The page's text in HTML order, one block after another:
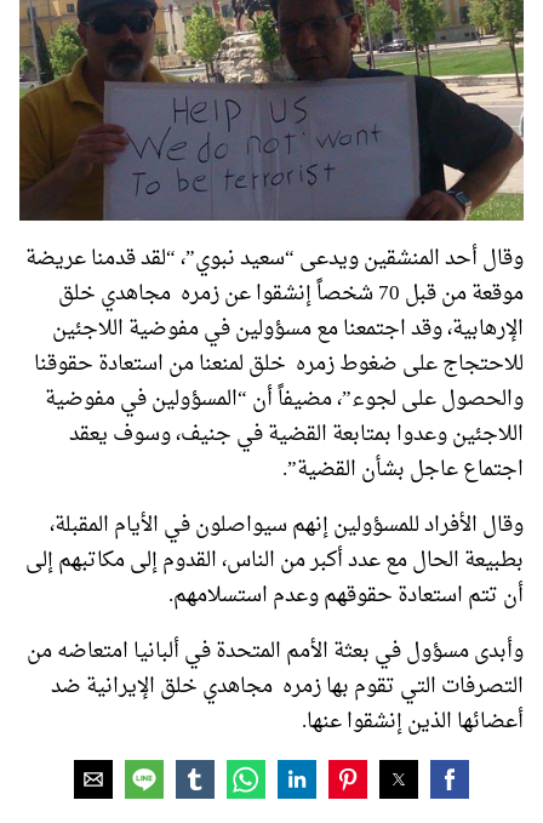
وقال أحد المنشقين ويدعى “سعيد نبوي”، “لقد قدمنا عريضة
موقعة من قبل 70 شخصاً إنشقوا عن زمره مجاهدي خلق
الإرهابية، وقد اجتمعنا مع مسؤولين في مفوضية اللاجئين
للاحتجاج على ضغوط زمره خلق لمنعنا من استعادة حقوقنا
والحصول على لجوء”، مضيفاً أن “المسؤولين في مفوضية
اللاجئين وعدوا بمتابعة القضية في جنيف، وسوف يعقد
اجتماع عاجل بشأن القضية”.
وقال الأفراد للمسؤولين إنهم سيواصلون في الأيام المقبلة،
بطبيعة الحال مع عدد أكبر من الناس، القدوم إلى مكاتبهم إلى
أن تتم استعادة حقوقهم وعدم استسلامهم.
وأبدى مسؤول في بعثة الأمم المتحدة في ألبانيا امتعاضه من
التصرفات التي تقوم بها زمره مجاهدي خلق الإيرانية ضد
أعضائها الذين إنشقوا عنها.